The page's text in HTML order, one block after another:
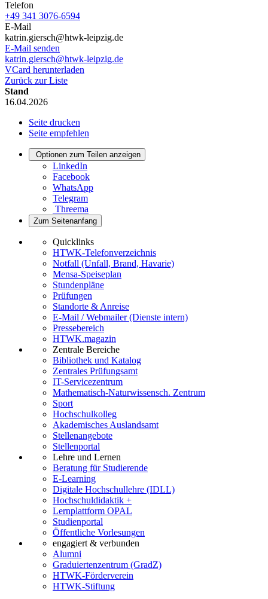
Telefon
+49 341 3076-6594
E-Mail
katrin.giersch@htwk-leipzig.de
E-Mail senden
katrin.giersch@htwk-leipzig.de
VCard herunterladen
Zurück zur Liste
Stand
16.04.2026
Seite drucken
Seite empfehlen
Optionen zum Teilen anzeigen
LinkedIn
Facebook
WhatsApp
Telegram
Threema
Zum Seitenanfang
Quicklinks
HTWK-Telefonverzeichnis
Notfall (Unfall, Brand, Havarie)
Mensa-Speiseplan
Stundenpläne
Prüfungen
Standorte & Anreise
E-Mail / Webmailer (Dienste intern)
Pressebereich
HTWK.magazin
Zentrale Bereiche
Bibliothek und Katalog
Zentrales Prüfungsamt
IT-Servicezentrum
Mathematisch-Naturwissensch. Zentrum
Sport
Hochschulkolleg
Akademisches Auslandsamt
Stellenangebote
Stellenportal
Lehre und Lernen
Beratung für Studierende
E-Learning
Digitale Hochschullehre (IDLL)
Hochschuldidaktik +
Lernplattform OPAL
Studienportal
Öffentliche Vorlesungen
engagiert & verbunden
Alumni
Graduiertenzentrum (GradZ)
HTWK-Förderverein
HTWK-Stiftung